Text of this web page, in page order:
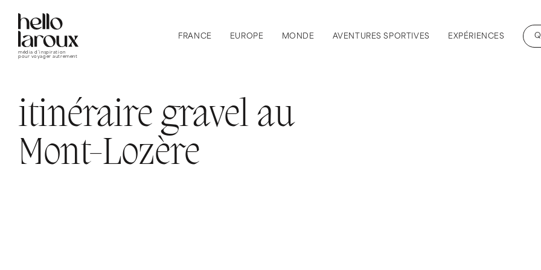
média d’inspiration
pour voyager autrement
FRANCE EUROPE MONDE AVENTURES SPORTIVES EXPÉRIENCES
itinéraire gravel au
Mont-Lozère